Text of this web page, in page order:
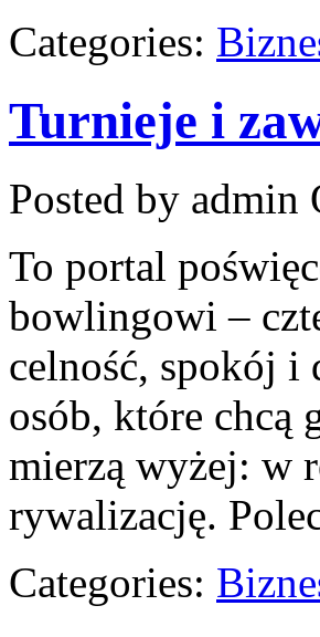
Categories:
Turnieje i
Posted by admin
To portal
bowlingowi –
celność, spokój i
osób, które chcą
mierzą wyżej: w
rywalizację.
Categories: